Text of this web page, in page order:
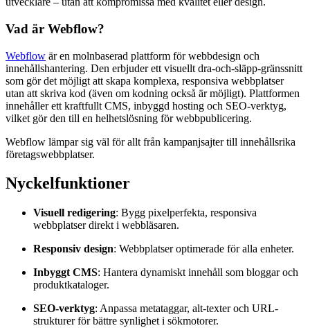
Vad är Webflow?
Webflow är en molnbaserad plattform för webbdesign och
innehållshantering. Den erbjuder ett visuellt dra-och-släpp-gränssnitt
som gör det möjligt att skapa komplexa, responsiva webbplatser
utan att skriva kod (även om kodning också är möjligt). Plattformen
innehåller ett kraftfullt CMS, inbyggd hosting och SEO-verktyg,
vilket gör den till en helhetslösning för webbpublicering.
Webflow lämpar sig väl för allt från kampanjsajter till innehållsrika
företagswebbplatser.
Nyckelfunktioner
Visuell redigering: Bygg pixelperfekta, responsiva
webbplatser direkt i webbläsaren.
Responsiv design: Webbplatser optimerade för alla enheter.
Inbyggt CMS: Hantera dynamiskt innehåll som bloggar och
produktkataloger.
SEO-verktyg: Anpassa metataggar, alt-texter och URL-
strukturer för bättre synlighet i sökmotorer.